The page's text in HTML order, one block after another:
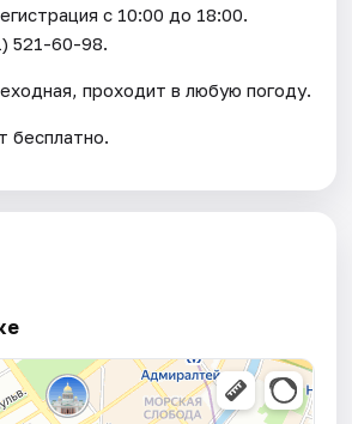
с 10:00 до 18:00.
521-60-98.
проходит в любую погоду.
бесплатно.